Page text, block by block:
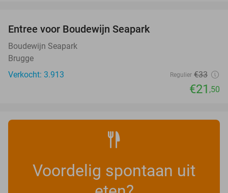
Entree voor Boudewijn Seapark
Boudewijn Seapark
Brugge
Verkocht: 3.913
Regulier €33
€21 ,50
Voordelig spontaan uit